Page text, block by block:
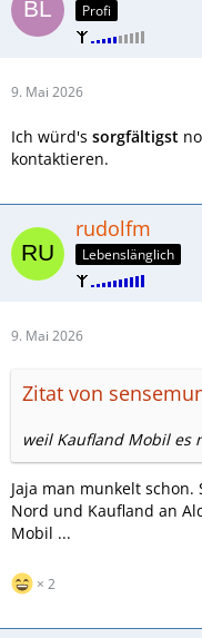
Profi
9. Mai 2026
Ich würd's sorgfältigst
kontaktieren.
rudolfm
Lebenslänglich
9. Mai 2026
Zitat von
weil Kaufland Mobil es
Jaja man munkelt
Nord und Kaufland an
Mobil ...
2